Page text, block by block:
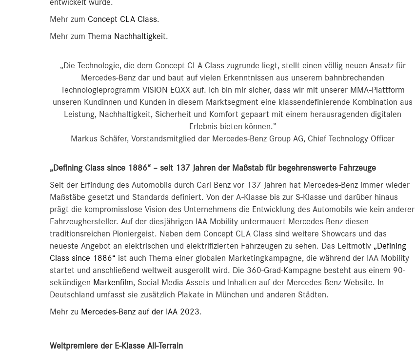
entwickelt wurde.
Mehr zum Concept CLA Class.
Mehr zum Thema Nachhaltigkeit.
„Die Technologie, die dem Concept CLA Class zugrunde liegt, stellt einen völlig neuen Ansatz für
Mercedes‑Benz dar und baut auf vielen Erkenntnissen aus unserem bahnbrechenden
Technologieprogramm VISION EQXX auf. Ich bin mir sicher, dass wir mit unserer MMA-Plattform
unseren Kundinnen und Kunden in diesem Marktsegment eine klassendefinierende Kombination aus
Leistung, Nachhaltigkeit, Sicherheit und Komfort gepaart mit einem herausragenden digitalen
Erlebnis bieten können.”
Markus Schäfer, Vorstandsmitglied der Mercedes-Benz Group AG, Chief Technology Officer
„Defining Class since 1886“ – seit 137 Jahren der Maßstab für begehrenswerte Fahrzeuge
Seit der Erfindung des Automobils durch Carl Benz vor 137 Jahren hat Mercedes-Benz immer wieder
Maßstäbe gesetzt und Standards definiert. Von der A-Klasse bis zur S-Klasse und darüber hinaus
prägt die kompromisslose Vision des Unternehmens die Entwicklung des Automobils wie kein anderer
Fahrzeughersteller. Auf der diesjährigen IAA Mobility untermauert Mercedes-Benz diesen
traditionsreichen Pioniergeist. Neben dem Concept CLA Class sind weitere Showcars und das
neueste Angebot an elektrischen und elektrifizierten Fahrzeugen zu sehen. Das Leitmotiv „Defining
Class since 1886“ ist auch Thema einer globalen Marketingkampagne, die während der IAA Mobility
startet und anschließend weltweit ausgerollt wird. Die 360-Grad-Kampagne besteht aus einem 90-
sekündigen Markenfilm, Social Media Assets und Inhalten auf der Mercedes-Benz Website. In
Deutschland umfasst sie zusätzlich Plakate in München und anderen Städten.
Mehr zu Mercedes-Benz auf der IAA 2023.
Weltpremiere der E-Klasse All-Terrain